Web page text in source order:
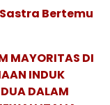
Bertemu
MAYORITAS DI
INDUK
DALAM